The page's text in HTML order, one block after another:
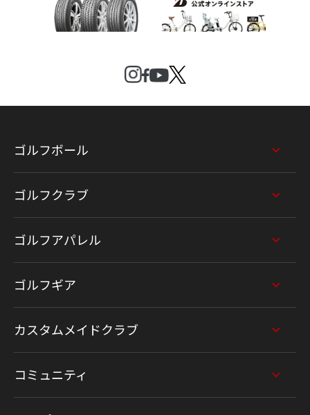
ゴルフボール
ゴルフクラブ
ゴルフアパレル
ゴルフギア
カスタムメイドクラブ
コミュニティ